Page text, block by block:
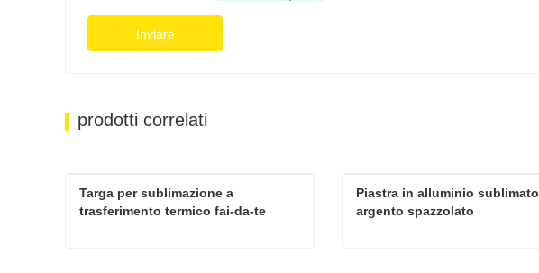
Inviare
prodotti correlati
Targa per sublimazione a
trasferimento termico fai-da-te
Piastra in alluminio sublimato
argento spazzolato